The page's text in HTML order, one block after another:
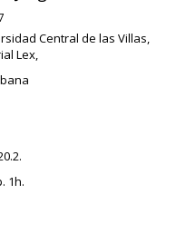
Central de las Villas,
Lex,
1h.